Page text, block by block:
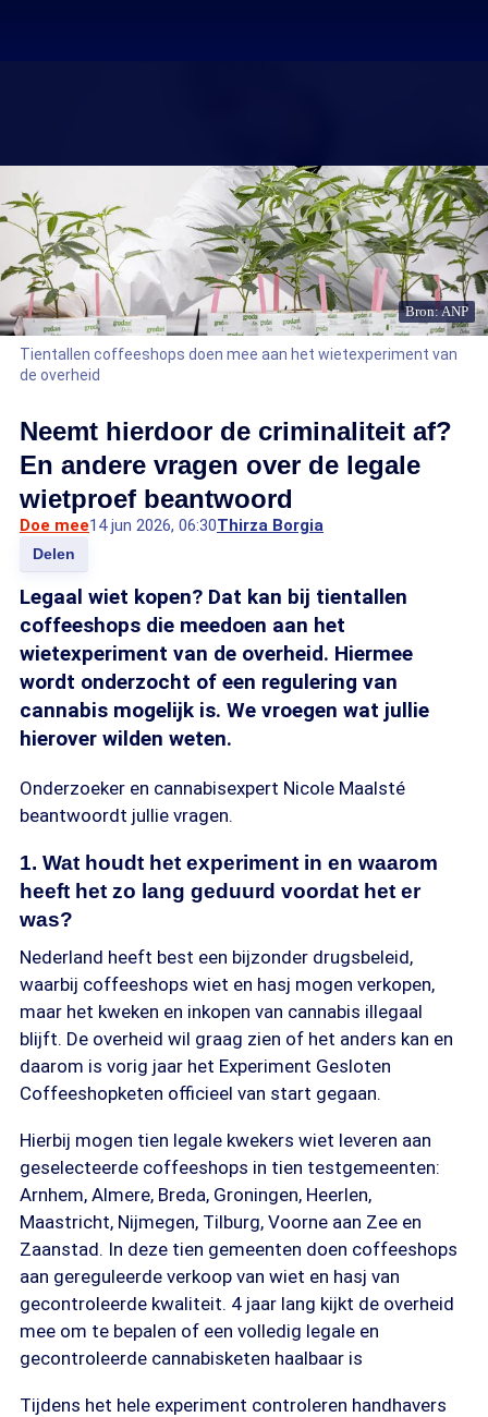
Bron: ANP
Tientallen coffeeshops doen mee aan het wietexperiment van
de overheid
Neemt hierdoor de criminaliteit af?
En andere vragen over de legale
wietproef beantwoord
Doe mee14 jun 2026, 06:30Thirza Borgia
Delen
Legaal wiet kopen? Dat kan bij tientallen
coffeeshops die meedoen aan het
wietexperiment van de overheid. Hiermee
wordt onderzocht of een regulering van
cannabis mogelijk is. We vroegen wat jullie
hierover wilden weten.
Onderzoeker en cannabisexpert Nicole Maalsté
beantwoordt jullie vragen.
1. Wat houdt het experiment in en waarom
heeft het zo lang geduurd voordat het er
was?
Nederland heeft best een bijzonder drugsbeleid,
waarbij coffeeshops wiet en hasj mogen verkopen,
maar het kweken en inkopen van cannabis illegaal
blijft. De overheid wil graag zien of het anders kan en
daarom is vorig jaar het Experiment Gesloten
Coffeeshopketen officieel van start gegaan.
Hierbij mogen tien legale kwekers wiet leveren aan
geselecteerde coffeeshops in tien testgemeenten:
Arnhem, Almere, Breda, Groningen, Heerlen,
Maastricht, Nijmegen, Tilburg, Voorne aan Zee en
Zaanstad. In deze tien gemeenten doen coffeeshops
aan gereguleerde verkoop van wiet en hasj van
gecontroleerde kwaliteit. 4 jaar lang kijkt de overheid
mee om te bepalen of een volledig legale en
gecontroleerde cannabisketen haalbaar is
Tijdens het hele experiment controleren handhavers